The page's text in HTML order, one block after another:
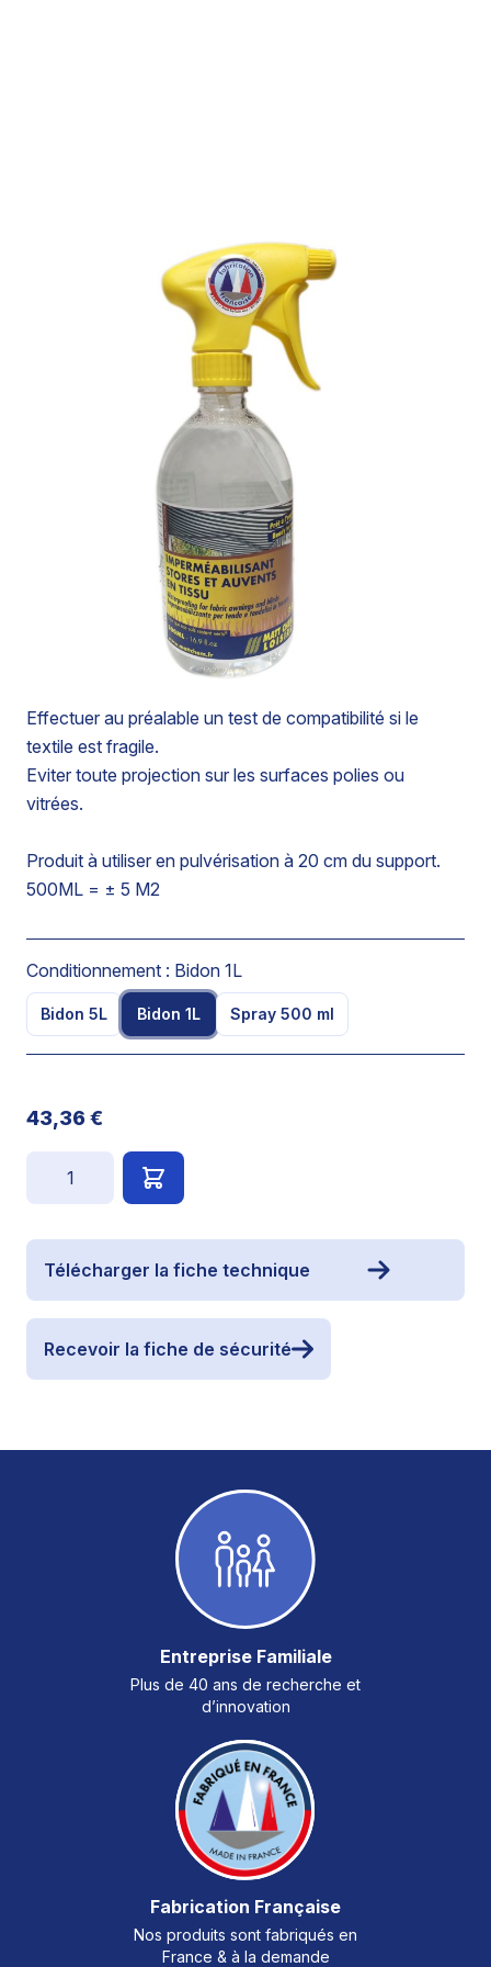
IMPERMEABILISANT
STORES ET BACHES EN
IMPERMEABILISANT STORES ET BACHES EN
Barrière imperméabilisante entravant l’imprégnation de
l’eau et des liquides aqueux.
Effet filmogène empêchant la poussière et la saleté de
Neutre - sans silicone.
Effectuer au préalable un test de compatibilité si le
textile est fragile.
Eviter toute projection sur les surfaces polies ou
vitrées.
Produit à utiliser en pulvérisation à 20 cm du support.
500ML = ± 5 M2
Conditionnement : Bidon 1L
Bidon 5L Bidon 1L Spray 500 ml
43,36 €
Télécharger la fiche technique
Recevoir la fiche de sécurité
Entreprise Familiale
Plus de 40 ans de recherche et
d’innovation
Fabrication Française
Nos produits sont fabriqués en
France & à la demande